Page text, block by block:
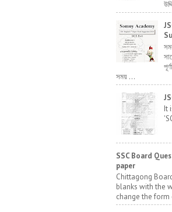
সময় ...
It
SSC Board
paper
Chittagong
blanks with the
change the form